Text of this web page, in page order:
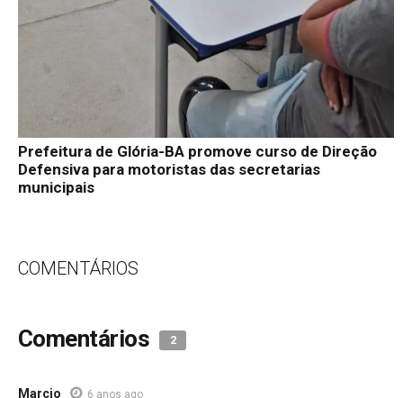
Prefeitura de Glória-BA promove curso de Direção
Defensiva para motoristas das secretarias
municipais
COMENTÁRIOS
Comentários 2
Marcio 6 anos ago